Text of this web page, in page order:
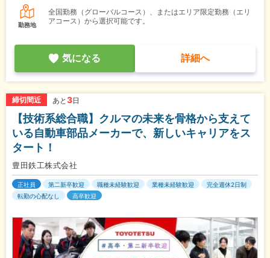
勤務地
全国勤務（グローバルコース）、またはエリア限定勤務（エリ
アコース）から選択可能です。
気になる 詳細へ
締切間近 あと 3日
【技術系総合職】クルマの未来を骨格から支えて
いる自動車部品メーカーで、新しいキャリアをス
タート！
豊田鉄工株式会社
正社員 第二新卒歓迎 職種未経験歓迎 業種未経験歓迎
完全週休2日制
転勤の心配なし
高卒歓迎